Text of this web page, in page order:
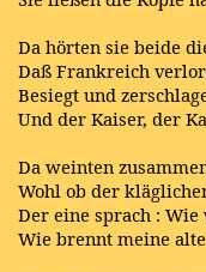
Da hörten sie beide
Daß Frankreich
Besiegt und
Und der Kaiser, der
Da weinten
Wohl ob der
Der eine sprach :
Wie brennt meine